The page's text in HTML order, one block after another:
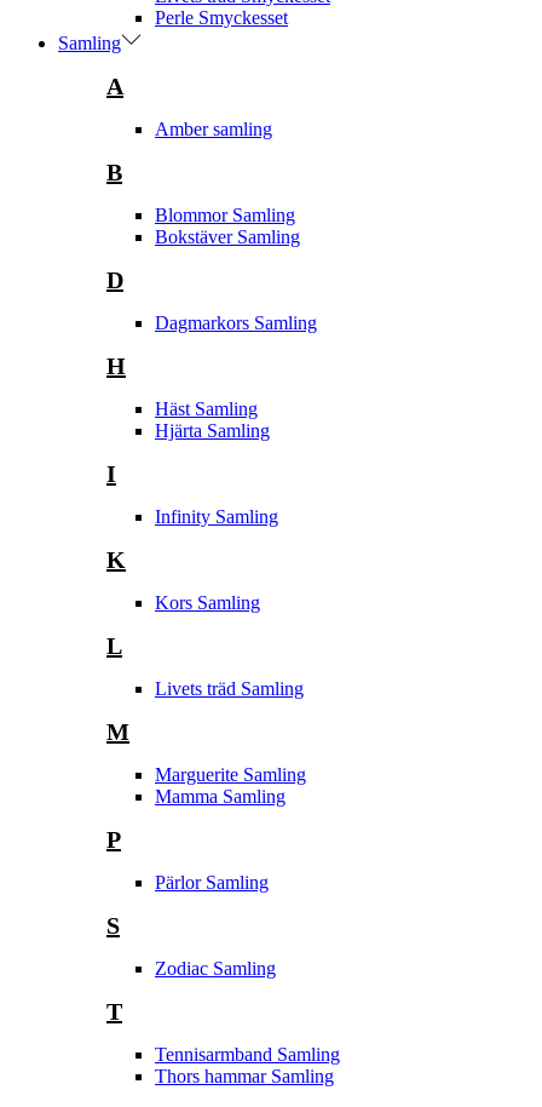
Perle Smyckesset
Samling
A
Amber samling
B
Blommor Samling
Bokstäver Samling
D
Dagmarkors Samling
H
Häst Samling
Hjärta Samling
I
Infinity Samling
K
Kors Samling
L
Livets träd Samling
M
Marguerite Samling
Mamma Samling
P
Pärlor Samling
S
Zodiac Samling
T
Tennisarmband Samling
Thors hammar Samling